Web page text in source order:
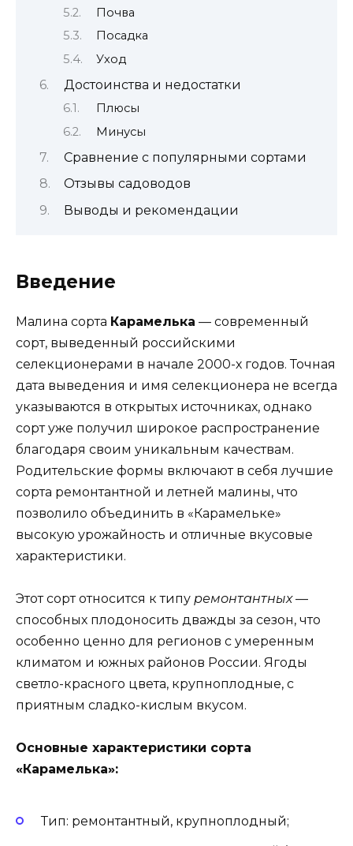
Почва
Посадка
Уход
Достоинства и недостатки
Плюсы
Минусы
Сравнение с популярными сортами
Отзывы садоводов
Выводы и рекомендации
Введение
Малина сорта Карамелька — современный
сорт, выведенный российскими
селекционерами в начале 2000-х годов. Точная
дата выведения и имя селекционера не всегда
указываются в открытых источниках, однако
сорт уже получил широкое распространение
благодаря своим уникальным качествам.
Родительские формы включают в себя лучшие
сорта ремонтантной и летней малины, что
позволило объединить в «Карамельке»
высокую урожайность и отличные вкусовые
характеристики.
Этот сорт относится к типу ремонтантных—
способных плодоносить дважды за сезон, что
особенно ценно для регионов с умеренным
климатом и южных районов России. Ягоды
светло-красного цвета, крупноплодные, с
приятным сладко-кислым вкусом.
Основные характеристики сорта
«Карамелька»:
Тип: ремонтантный, крупноплодный;